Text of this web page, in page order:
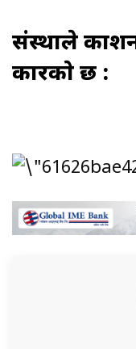
संस्थाले
प्रकारकाे छ :